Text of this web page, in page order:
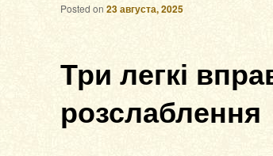
Три легкі
розслаблення
Posted on 23 августа, 2025